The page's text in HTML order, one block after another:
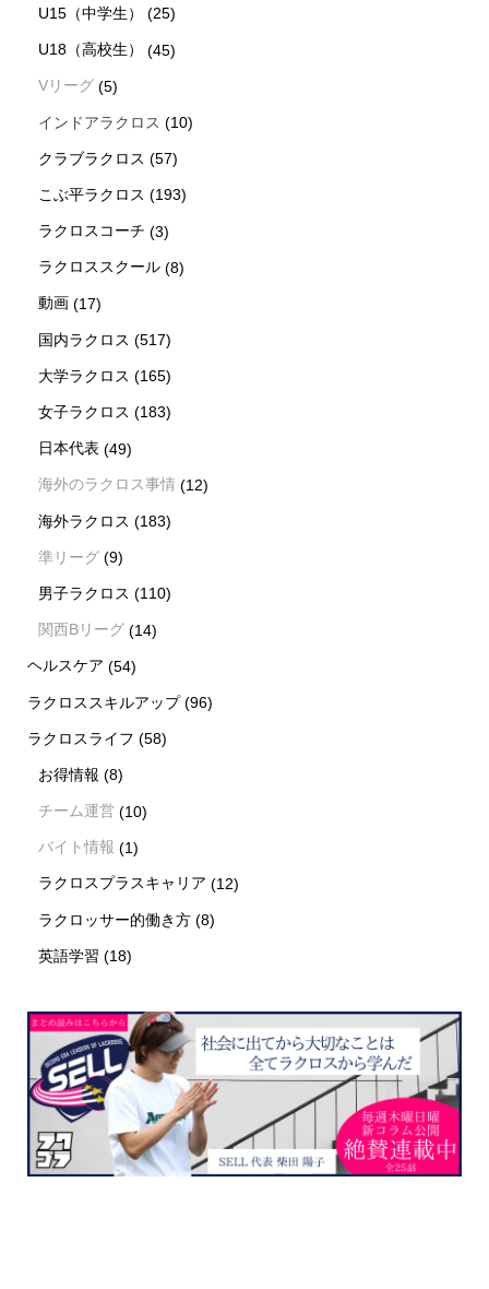
U15（中学生） (25)
U18（高校生） (45)
Vリーグ (5)
インドアラクロス (10)
クラブラクロス (57)
こぶ平ラクロス (193)
ラクロスコーチ (3)
ラクロススクール (8)
動画 (17)
国内ラクロス (517)
大学ラクロス (165)
女子ラクロス (183)
日本代表 (49)
海外のラクロス事情 (12)
海外ラクロス (183)
準リーグ (9)
男子ラクロス (110)
関西Bリーグ (14)
ヘルスケア (54)
ラクロススキルアップ(96)
ラクロスライフ (58)
お得情報 (8)
チーム運営 (10)
バイト情報 (1)
ラクロスプラスキャリア (12)
ラクロッサー的働き方 (8)
英語学習 (18)